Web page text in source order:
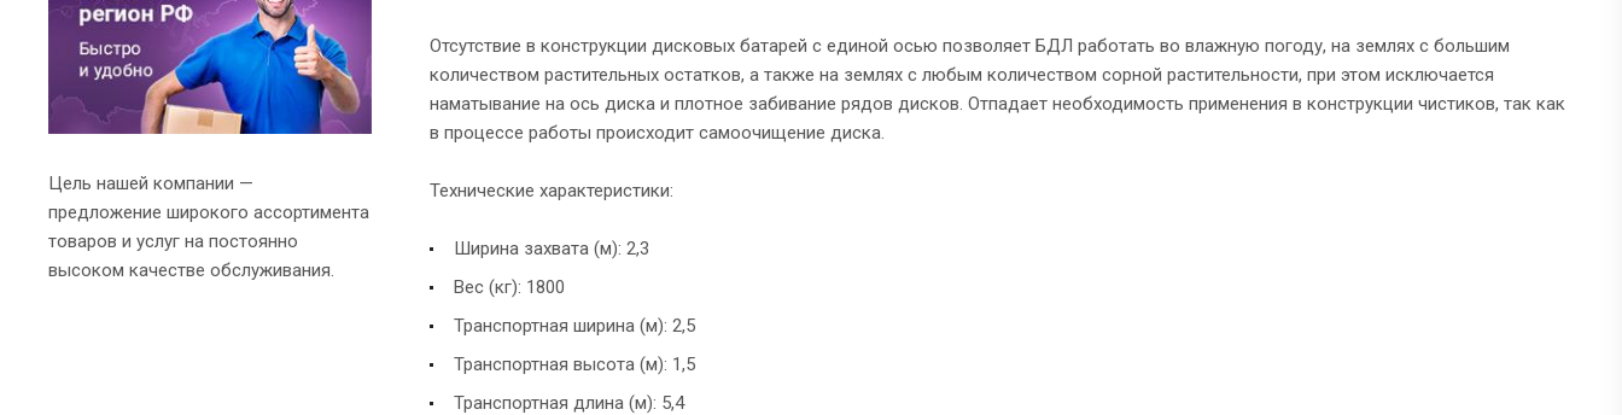
Отсутствие в конструкции дисковых батарей с единой осью позволяет БДЛ работать во влажную погоду, на землях с большим
количеством растительных остатков, а также на землях с любым количеством сорной растительности, при этом исключается
наматывание на ось диска и плотное забивание рядов дисков. Отпадает необходимость применения в конструкции чистиков, так как
в процессе работы происходит самоочищение диска.
Технические характеристики:
Ширина захвата (м): 2,3
Вес (кг): 1800
Транспортная ширина (м): 2,5
Транспортная высота (м): 1,5
Транспортная длина (м): 5,4
Цель нашей компании —
предложение широкого ассортимента
товаров и услуг на постоянно
высоком качестве обслуживания.